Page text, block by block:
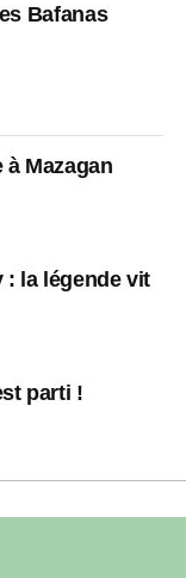
Bafanas
Mazagan
: la légende vit
parti !